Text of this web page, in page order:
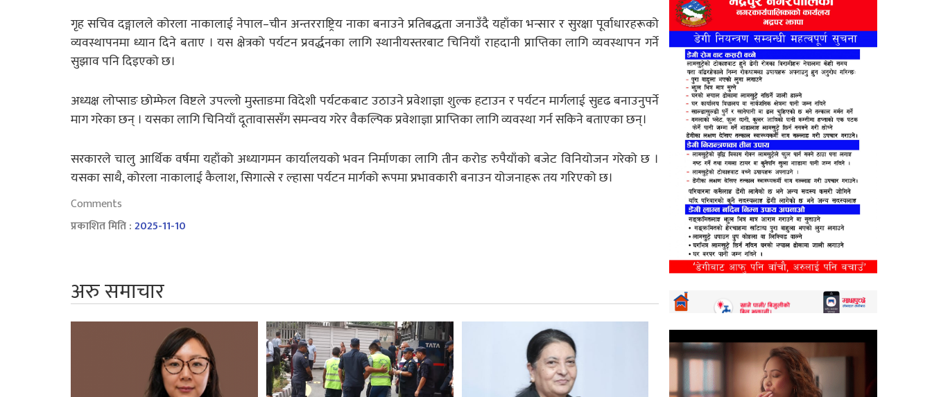
गृह सचिव दङ्गालले कोरला नाकालाई नेपाल–चीन अन्तरराष्ट्रिय नाका बनाउने प्रतिबद्धता जनाउँदै यहाँका भन्सार र सुरक्षा पूर्वाधारहरूको
व्यवस्थापनमा ध्यान दिने बताए । यस क्षेत्रको पर्यटन प्रवर्द्धनका लागि स्थानीयस्तरबाट चिनियाँ राहदानी प्राप्तिका लागि व्यवस्थापन गर्ने
सुझाव पनि दिइएको छ।
अध्यक्ष लोप्साङ छोम्फेल विष्टले उपल्लो मुस्ताङमा विदेशी पर्यटकबाट उठाउने प्रवेशाज्ञा शुल्क हटाउन र पर्यटन मार्गलाई सुदृढ बनाउनुपर्ने
माग गरेका छन् । यसका लागि चिनियाँ दूतावाससँग समन्वय गरेर वैकल्पिक प्रवेशाज्ञा प्राप्तिका लागि व्यवस्था गर्न सकिने बताएका छन्।
सरकारले चालु आर्थिक वर्षमा यहाँको अध्यागमन कार्यालयको भवन निर्माणका लागि तीन करोड रुपैयाँको बजेट विनियोजन गरेको छ ।
यसका साथै, कोरला नाकालाई कैलाश, सिगात्से र ल्हासा पर्यटन मार्गको रूपमा प्रभावकारी बनाउन योजनाहरू तय गरिएको छ।
Comments
प्रकाशित मिति :2025-11-10
अरु समाचार